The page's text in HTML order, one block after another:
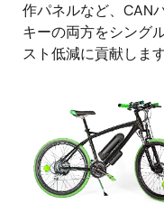
作パネルなど、CAN
キーの両方をシング
スト低減に貢献します